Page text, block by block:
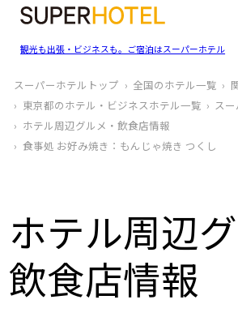
観光も出張・ビジネスも。ご宿泊はスーパーホテル
スーパーホテルトップ 全国のホテル一覧
東京都のホテル・ビジネスホテル一覧
ス
ホテル周辺グルメ‧飲食店情報
食事処 お好み焼き：もんじゃ焼き つくし
ホテル周辺
飲食店情報